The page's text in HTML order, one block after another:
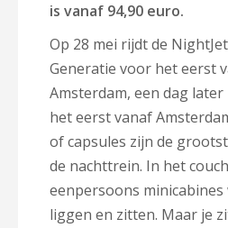
is vanaf 94,90 euro.
Op 28 mei rijdt de
Generatie voor het eerst
Amsterdam, een dag
het eerst vanaf
of capsules zijn de
de nachttrein. In het
eenpersoons
liggen en zitten. Maar je